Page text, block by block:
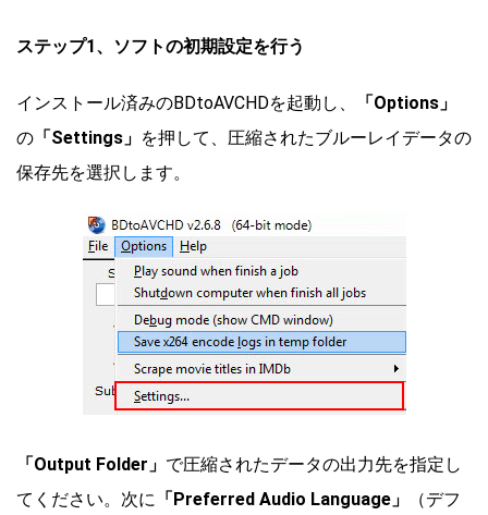
ステップ1、ソフトの初期設定を行う
インストール済みのBDtoAVCHDを起動し、
「Options」
の 「Settings」 を押して、圧縮されたブルーレイデータの
保存先を選択します。
「Output Folder」 で圧縮されたデータの出力先を指定し
てください。次に 「Preferred Audio Language」
（デフ